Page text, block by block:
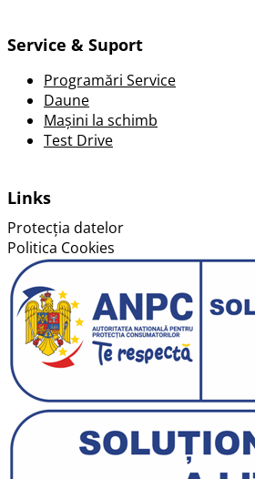
Service & Suport
Programări Service
Daune
Mașini la schimb
Test Drive
Links
Protecția datelor
Politica Cookies